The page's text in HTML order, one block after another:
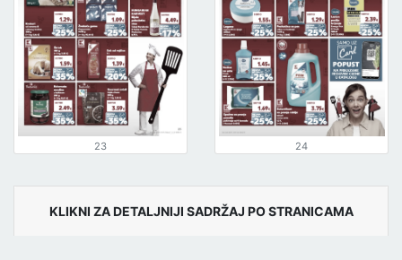
23 24
KLIKNI ZA DETALJNIJI SADRŽAJ PO STRANICAMA